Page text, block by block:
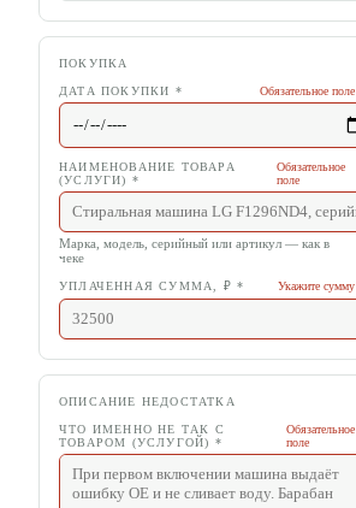
ПОКУПКА
ДАТА ПОКУПКИ * Обязательное поле
НАИМЕНОВАНИЕ ТОВАРА
(УСЛУГИ) *
Обязательное
поле
Марка, модель, серийный или артикул — как в
чеке
УПЛАЧЕННАЯ СУММА, ₽ * Укажите сумму
ОПИСАНИЕ НЕДОСТАТКА
ЧТО ИМЕННО НЕ ТАК С
ТОВАРОМ (УСЛУГОЙ) *
Обязательное
поле